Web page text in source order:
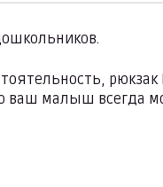
ваш малыш всегда